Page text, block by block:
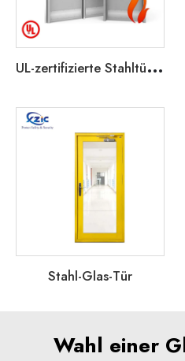
U
L-zertifizierte Stahltür mit Glasfenster und 1-3 Stunden Feuergarantie für Notausgänge
Stahl-Glas-Tür
Wahl einer